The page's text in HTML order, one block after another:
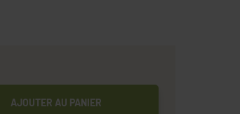
AJOUTER AU PANIER